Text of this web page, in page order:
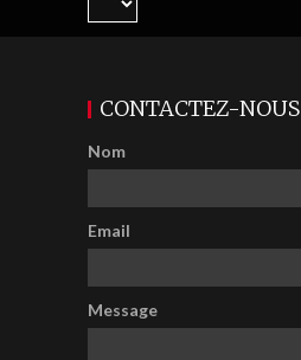
CONTACTEZ-NOUS
Nom
Email
Message